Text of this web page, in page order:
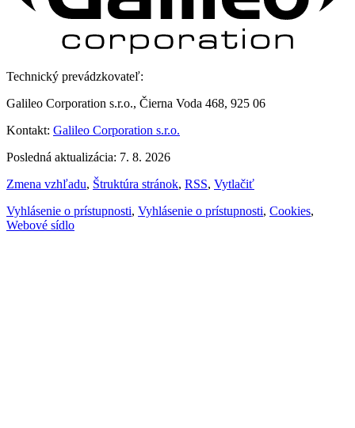
Technický prevádzkovateľ:
Galileo Corporation s.r.o., Čierna Voda 468, 925 06
Kontakt: Galileo Corporation s.r.o.
Posledná aktualizácia: 7. 8. 2026
Zmena vzhľadu, Štruktúra stránok, RSS, Vytlačiť
Vyhlásenie o prístupnosti, Vyhlásenie o prístupnosti, Cookies,
Webové sídlo